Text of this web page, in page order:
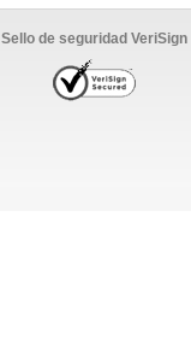
Sello de seguridad VeriSign